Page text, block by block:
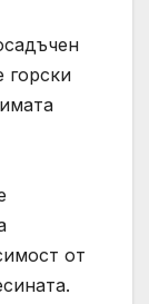
горски
от